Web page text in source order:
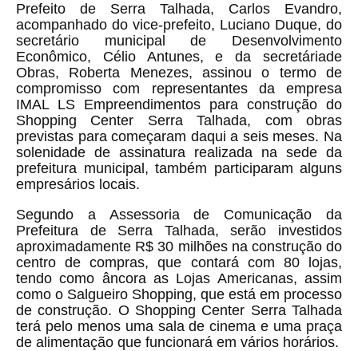
Prefeito de Serra Talhada, Carlos Evandro,
acompanhado do vice-prefeito, Luciano Duque, do
secretário municipal de Desenvolvimento
Econômico, Célio Antunes, e da secretáriade
Obras, Roberta Menezes, assinou o termo de
compromisso com representantes da empresa
IMAL LS Empreendimentos para construção do
Shopping Center Serra Talhada, com obras
previstas para começaram daqui a seis meses. Na
solenidade de assinatura realizada na sede da
prefeitura municipal, também participaram alguns
empresários locais.
Segundo a Assessoria de Comunicação da
Prefeitura de Serra Talhada, serão investidos
aproximadamente R$ 30 milhões na construção do
centro de compras, que contará com 80 lojas,
tendo como âncora as Lojas Americanas, assim
como o Salgueiro Shopping, que está em processo
de construção. O Shopping Center Serra Talhada
terá pelo menos uma sala de cinema e uma praça
de alimentação que funcionará em vários horários.